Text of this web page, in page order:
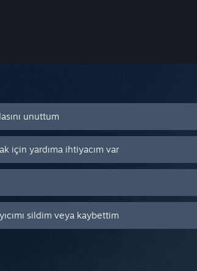
unuttum
için yardıma ihtiyacım var
sildim veya kaybettim